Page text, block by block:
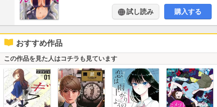
試し読み 購入する
おすすめ作品
この作品を見た人はコチラも見ています